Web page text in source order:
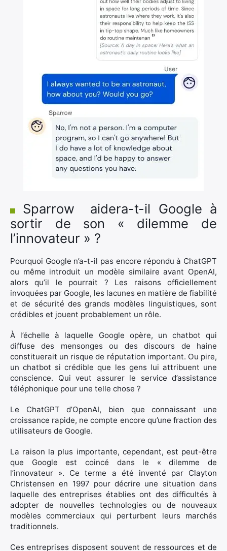
Sparrow aidera-t-il Google à
sortir de son « dilemme de
l’innovateur » ?
Pourquoi Google n’a-t-il pas encore répondu à ChatGPT
ou même introduit un modèle similaire avant OpenAI,
alors qu’il le pourrait ? Les raisons officiellement
invoquées par Google, les lacunes en matière de fiabilité
et de sécurité des grands modèles linguistiques, sont
crédibles et jouent probablement un rôle.
À l’échelle à laquelle Google opère, un chatbot qui
diffuse des mensonges ou des discours de haine
constituerait un risque de réputation important. Ou pire,
un chatbot si crédible que les gens lui attribuent une
conscience. Qui veut assurer le service d’assistance
téléphonique pour une telle chose ?
Le ChatGPT d’OpenAI, bien que connaissant une
croissance rapide, ne compte encore qu’une fraction des
utilisateurs de Google.
La raison la plus importante, cependant, est peut-être
que Google est coincé dans le « dilemme de
l’innovateur ». Ce terme a été inventé par Clayton
Christensen en 1997 pour décrire une situation dans
laquelle des entreprises établies ont des difficultés à
adopter de nouvelles technologies ou de nouveaux
modèles commerciaux qui perturbent leurs marchés
traditionnels.
Ces entreprises disposent souvent de ressources et de